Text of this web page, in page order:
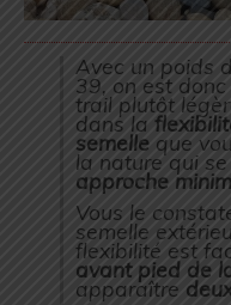
Avec un poids
39, on est
trail plutôt
dans la
semelle que
la nature qui
approche
Vous le
semelle
flexibilité est
avant pied de
apparaître